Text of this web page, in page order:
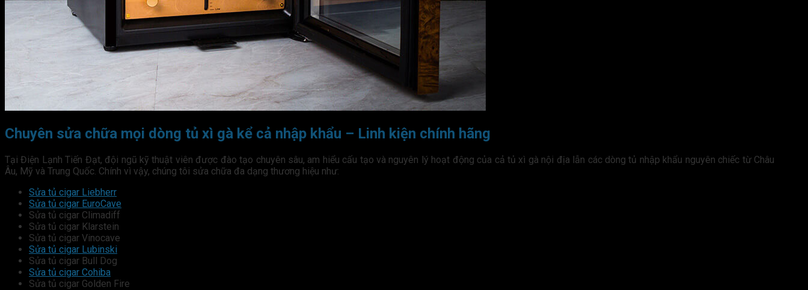
Chuyên sửa chữa mọi dòng tủ xì gà kể cả nhập khẩu – Linh kiện chính hãng
Tại Điện Lạnh Tiến Đạt, đội ngũ kỹ thuật viên được đào tạo chuyên sâu, am hiểu cấu tạo và nguyên lý hoạt động của cả tủ xì gà nội địa lẫn các dòng tủ nhập khẩu nguyên chiếc từ Châu
Âu, Mỹ và Trung Quốc. Chính vì vậy, chúng tôi sửa chữa đa dạng thương hiệu như:
Sửa tủ cigar Liebherr
Sửa tủ cigar EuroCave
Sửa tủ cigar Climadiff
Sửa tủ cigar Klarstein
Sửa tủ cigar Vinocave
Sửa tủ cigar Lubinski
Sửa tủ cigar Bull Dog
Sửa tủ cigar Cohiba
Sửa tủ cigar Golden Fire